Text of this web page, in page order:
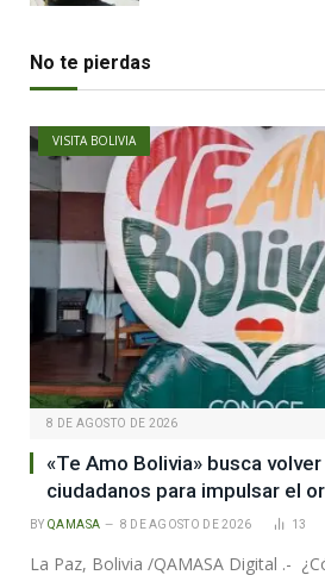
No te pierdas
VISITA BOLIVIA
8 DE AGOSTO DE 2026
«Te Amo Bolivia» busca
ciudadanos para impulsar el
BY QAMASA 8 DE AGOSTO DE 2026 13
La Paz, Bolivia /QAMASA Digital .-